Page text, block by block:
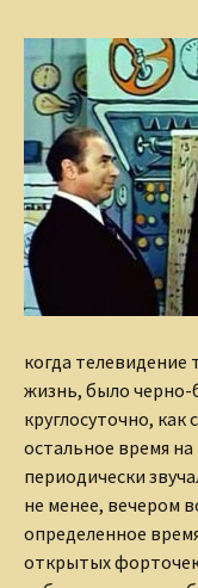
когда телевидение
жизнь, было
круглосуточно, как
остальное время на
периодически
не менее, вечером
определенное
открытых